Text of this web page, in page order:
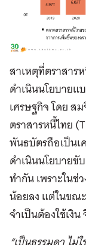
สาเหตุที่ตราสาร
ดำเนินนโยบายแ
เศรษฐกิจ โดย ส
ตราสารหนี้ไทย
พันธบัตรถือเป็นเ
ดำเนินนโยบายขั
ทำกัน เพราะในช่
น้อยลง แต่ในขณ
จำเป็นต้องใช้เงิ